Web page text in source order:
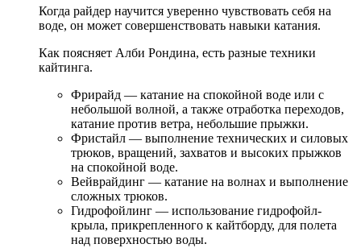
Когда райдер научится уверенно чувствовать себя на
воде, он может совершенствовать навыки катания.
Как поясняет Алби Рондина, есть разные техники
кайтинга.
Фрирайд — катание на спокойной воде или с
небольшой волной, а также отработка переходов,
катание против ветра, небольшие прыжки.
Фристайл — выполнение технических и силовых
трюков, вращений, захватов и высоких прыжков
на спокойной воде.
Вейврайдинг — катание на волнах и выполнение
сложных трюков.
Гидрофойлинг — использование гидрофойл-
крыла, прикрепленного к кайтборду, для полета
над поверхностью воды.